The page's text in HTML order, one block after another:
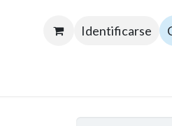
Identificarse